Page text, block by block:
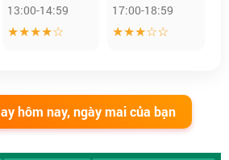
13:00-14:59
★★★★☆
17:00-18:59
★★★☆☆
hôm nay, ngày mai của bạn